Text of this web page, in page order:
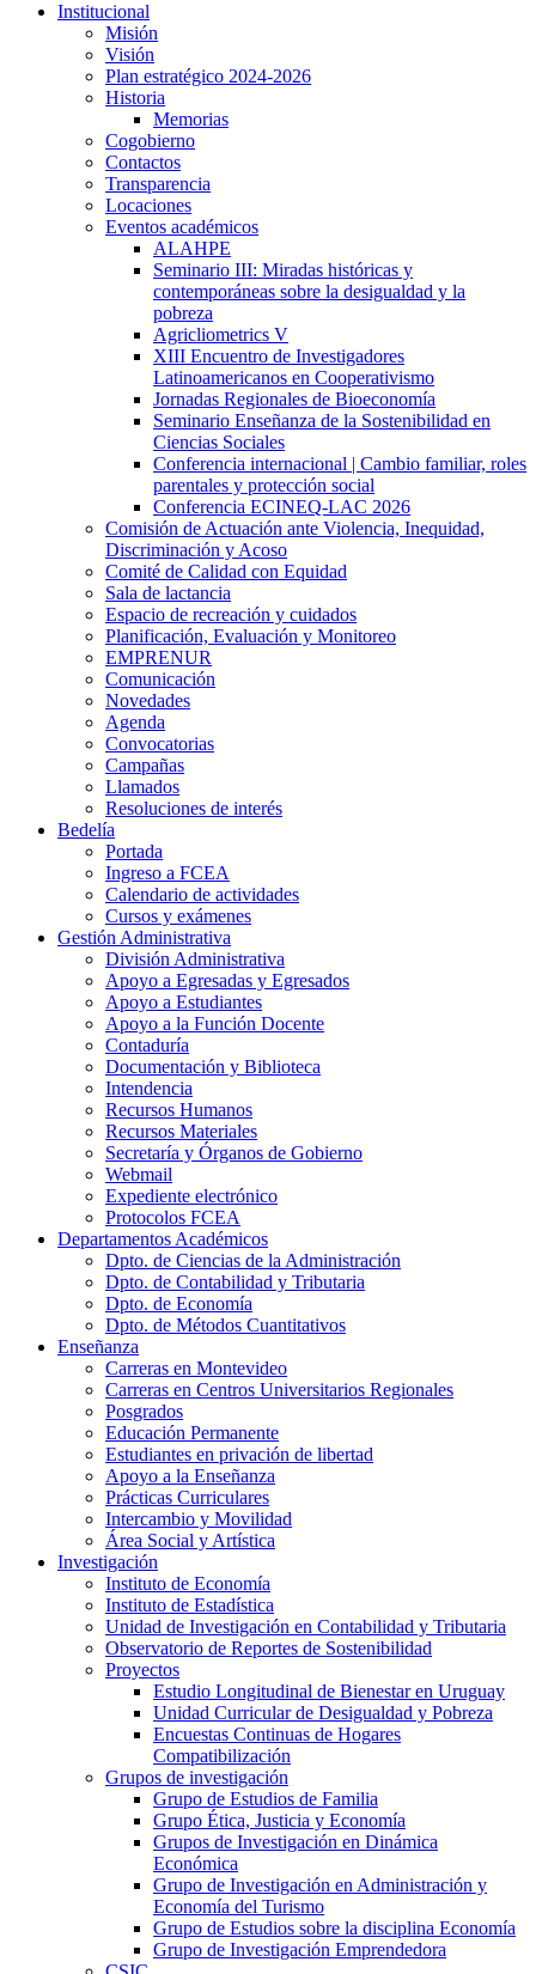
Institucional
Misión
Visión
Plan estratégico 2024-2026
Historia
Memorias
Cogobierno
Contactos
Transparencia
Locaciones
Eventos académicos
ALAHPE
Seminario III: Miradas históricas y
contemporáneas sobre la desigualdad y la
pobreza
Agricliometrics V
XIII Encuentro de Investigadores
Latinoamericanos en Cooperativismo
Jornadas Regionales de Bioeconomía
Seminario Enseñanza de la Sostenibilidad en
Ciencias Sociales
Conferencia internacional | Cambio familiar, roles
parentales y protección social
Conferencia ECINEQ-LAC 2026
Comisión de Actuación ante Violencia, Inequidad,
Discriminación y Acoso
Comité de Calidad con Equidad
Sala de lactancia
Espacio de recreación y cuidados
Planificación, Evaluación y Monitoreo
EMPRENUR
Comunicación
Novedades
Agenda
Convocatorias
Campañas
Llamados
Resoluciones de interés
Bedelía
Portada
Ingreso a FCEA
Calendario de actividades
Cursos y exámenes
Gestión Administrativa
División Administrativa
Apoyo a Egresadas y Egresados
Apoyo a Estudiantes
Apoyo a la Función Docente
Contaduría
Documentación y Biblioteca
Intendencia
Recursos Humanos
Recursos Materiales
Secretaría y Órganos de Gobierno
Webmail
Expediente electrónico
Protocolos FCEA
Departamentos Académicos
Dpto. de Ciencias de la Administración
Dpto. de Contabilidad y Tributaria
Dpto. de Economía
Dpto. de Métodos Cuantitativos
Enseñanza
Carreras en Montevideo
Carreras en Centros Universitarios Regionales
Posgrados
Educación Permanente
Estudiantes en privación de libertad
Apoyo a la Enseñanza
Prácticas Curriculares
Intercambio y Movilidad
Área Social y Artística
Investigación
Instituto de Economía
Instituto de Estadística
Unidad de Investigación en Contabilidad y Tributaria
Observatorio de Reportes de Sostenibilidad
Proyectos
Estudio Longitudinal de Bienestar en Uruguay
Unidad Curricular de Desigualdad y Pobreza
Encuestas Continuas de Hogares
Compatibilización
Grupos de investigación
Grupo de Estudios de Familia
Grupo Ética, Justicia y Economía
Grupos de Investigación en Dinámica
Económica
Grupo de Investigación en Administración y
Economía del Turismo
Grupo de Estudios sobre la disciplina Economía
Grupo de Investigación Emprendedora